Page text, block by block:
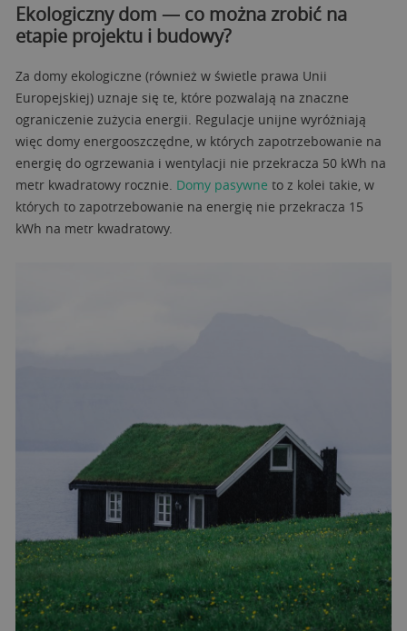
Ekologiczny dom — co można zrobić na
etapie projektu i budowy?
Za domy ekologiczne (również w świetle prawa Unii
Europejskiej) uznaje się te, które pozwalają na znaczne
ograniczenie zużycia energii. Regulacje unijne wyróżniają
więc domy energooszczędne, w których zapotrzebowanie na
energię do ogrzewania i wentylacji nie przekracza 50 kWh na
metr kwadratowy rocznie. Domy pasywne to z kolei takie, w
których to zapotrzebowanie na energię nie przekracza 15
kWh na metr kwadratowy.